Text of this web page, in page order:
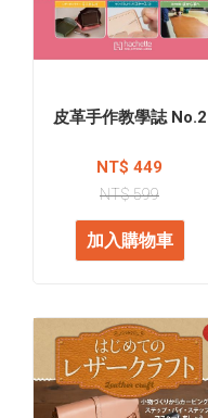
皮革手作教學誌 No.2
NT$ 449
NT$ 599
加入購物車